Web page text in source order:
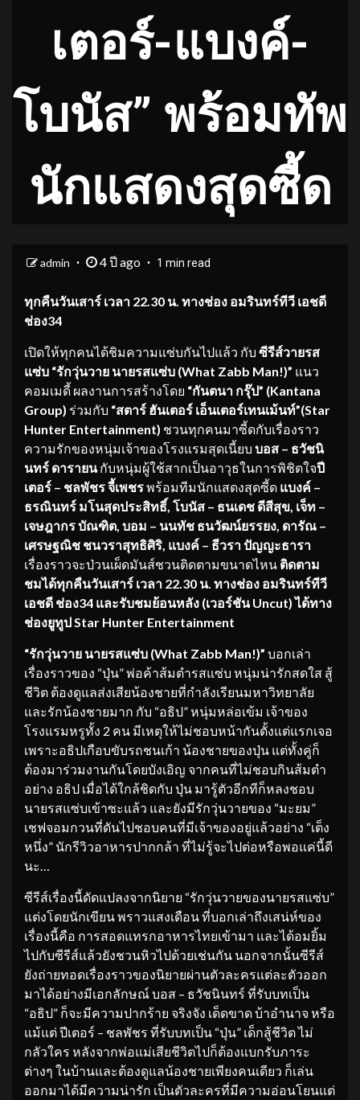
เตอร์-แบงค์-
โบนัส” พร้อมทัพ
นักแสดงสุดซี้ด
admin 4 ปี ago 1 min read
ทุกคืนวันเสาร์ เวลา 22.30 น. ทางช่อง อมรินทร์ทีวี เอชดี
ช่อง34
เปิดให้ทุกคนได้ชิมความแซ่บกันไปแล้ว กับ ซีรีส์วายรส
แซ่บ “รักวุ่นวาย นายรสแซ่บ (What Zabb Man!)” แนว
คอมเมดี้ ผลงานการสร้างโดย “กันตนา กรุ๊ป” (Kantana
Group) ร่วมกับ “สตาร์ ฮันเตอร์ เอ็นเตอร์เทนเม้นท์”(Star
Hunter Entertainment) ชวนทุกคนมาซี้ดกับเรื่องราว
ความรักของหนุ่มเจ้าของโรงแรมสุดเนี้ยบ บอส – ธวัชนิ
นทร์ ดารายนกับหนุ่มผู้ใช้สากเป็นอาวุธในการพิชิตใจปี
เตอร์ – ชลพัชร จี้เพชรพร้อมทีมนักแสดงสุดซี้ด แบงค์ –
ธรณินทร์ มโนสุดประสิทธิ์ โบนัส – ธนเดช ดีสีสุข เจ็ท –
เจษฎากร บัณฑิต บอม – นนทัช ธนวัฒน์ยรรยง ดารัณ –
เศรษฐณิช ชนวราสุทธิศิริ แบงค์ – ธีวรา ปัญญะธารา
เรื่องราวจะป่วนเผ็ดมันส์ชวนติดตามขนาดไหน ติดตาม
ชมได้ทุกคืนวันเสาร์ เวลา 22.30 น. ทางช่อง อมรินทร์ทีวี
เอชดี ช่อง34 และรับชมย้อนหลัง (เวอร์ชันUncut)ได้ทาง
ช่องยูทูป Star Hunter Entertainment
“รักวุ่นวาย นายรสแซ่บ (What Zabb Man!)” บอกเล่า
เรื่องราวของ “ปุ่น” พ่อค้าส้มตำรสแซ่บ หนุ่มน่ารักสดใส สู้
ชีวิต ต้องดูแลส่งเสียน้องชายที่กำลังเรียนมหาวิทยาลัย
และรักน้องชายมาก กับ “อธิป” หนุ่มหล่อเข้ม เจ้าของ
โรงแรมหรูทั้ง 2 คน มีเหตุให้ไม่ชอบหน้ากันตั้งแต่แรกเจอ
เพราะอธิปเกือบขับรถชนเก้า น้องชายของปุ่น แต่ทั้งคู่ก็
ต้องมาร่วมงานกันโดยบังเอิญ จากคนที่ไม่ชอบกินส้มตำ
อย่าง อธิป เมื่อได้ใกล้ชิดกับ ปุ่น มารู้ตัวอีกทีก็หลงชอบ
นายรสแซ่บเข้าซะแล้ว และยังมีรักวุ่นวายของ “มะยม”
เชฟจอมกวนที่ดันไปชอบคนที่มีเจ้าของอยู่แล้วอย่าง “เต็ง
หนึ่ง” นักรีวิวอาหารปากกล้า ที่ไม่รู้จะไปต่อหรือพอแค่นี้ดี
นะ…
ซีรีส์เรื่องนี้ดัดแปลงจากนิยาย “รักวุ่นวายของนายรสแซ่บ”
แต่งโดยนักเขียน พราวแสงเดือน ที่บอกเล่าถึงเสน่ห์ของ
เรื่องนี้คือ การสอดแทรกอาหารไทยเข้ามา และได้อมยิ้ม
ไปกับซีรีส์แล้วยังชวนหิวไปด้วยเช่นกัน นอกจากนั้นซีรีส์
ยังถ่ายทอดเรื่องราวของนิยายผ่านตัวละครแต่ละตัวออก
มาได้อย่างมีเอกลักษณ์ บอส – ธวัชนินทร์ ที่รับบทเป็น
“อธิป” ก็จะมีความปากร้าย จริงจัง เด็ดขาด บ้าอำนาจ หรือ
แม้แต่ ปีเตอร์ – ชลพัชร ที่รับบทเป็น “ปุ่น” เด็กสู้ชีวิต ไม่
กลัวใคร หลังจากพ่อแม่เสียชีวิตไปก็ต้องแบกรับภาระ
ต่างๆ ในบ้านและต้องดูแลน้องชายเพียงคนเดียว ก็เล่น
ออกมาได้มีความน่ารัก เป็นตัวละครที่มีความอ่อนโยนแต่